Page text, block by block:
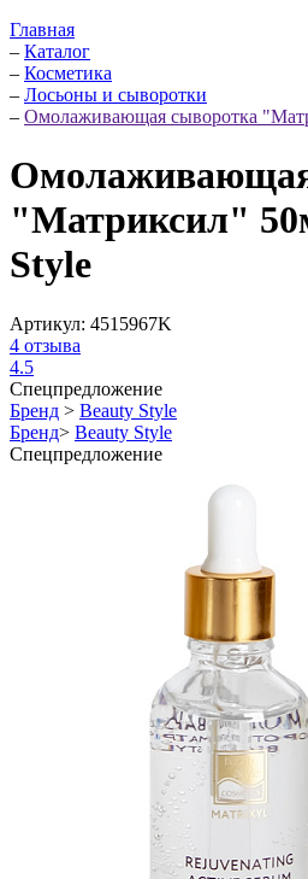
Главная
– Каталог
– Косметика
– Лосьоны и сыворотки
– Омолаживающая сыворотка
"Матриксил"
Style
Артикул: 4515967K
4 отзыва
4.5
Спецпредложение
Бренд > Beauty Style
Бренд> Beauty Style
Спецпредложение